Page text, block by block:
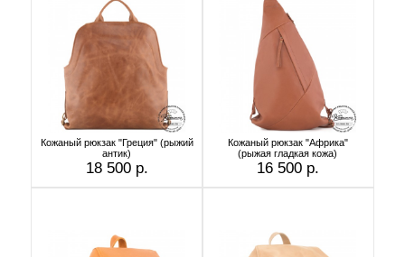
Кожаный рюкзак "Греция" (рыжий
антик)
18 500 р.
Кожаный рюкзак "Африка"
(рыжая гладкая кожа)
16 500 р.